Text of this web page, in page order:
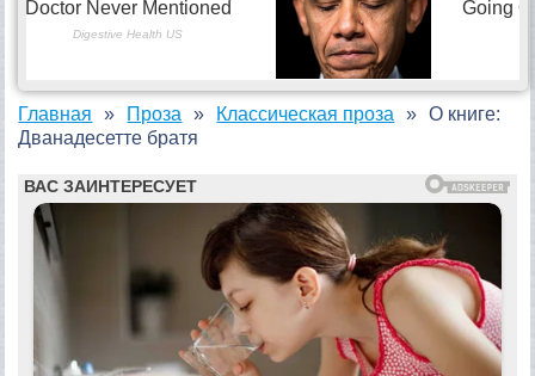
Главная Проза Классическая проза
О книге:
Дванадесетте братя